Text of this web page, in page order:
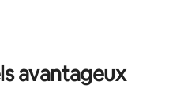
commentaires : 5 sur 5
avantageux